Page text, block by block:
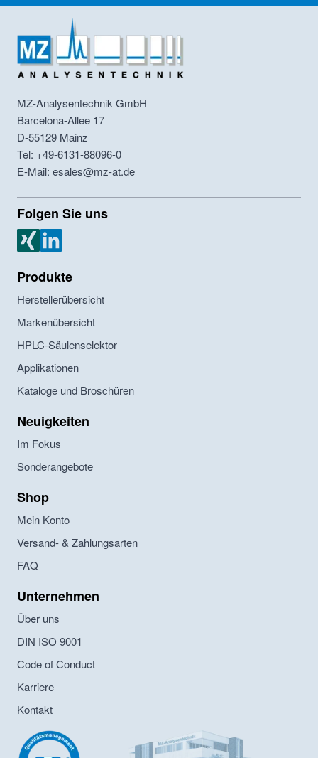
MZ-Analysentechnik GmbH
Barcelona-Allee 17
D-55129 Mainz
Tel: +49-6131-88096-0
E-Mail: esales@mz-at.de
Folgen Sie uns
MZ Analysentechnik Xing
MZ Analysentechnik LinkedIn
Produkte
Herstellerübersicht
Markenübersicht
HPLC-Säulenselektor
Applikationen
Kataloge und Broschüren
Neuigkeiten
Im Fokus
Sonderangebote
Shop
Mein Konto
Versand- & Zahlungsarten
FAQ
Unternehmen
Über uns
DIN ISO 9001
Code of Conduct
Karriere
Kontakt